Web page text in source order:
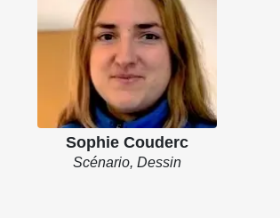
Sophie Couderc
Scénario, Dessin